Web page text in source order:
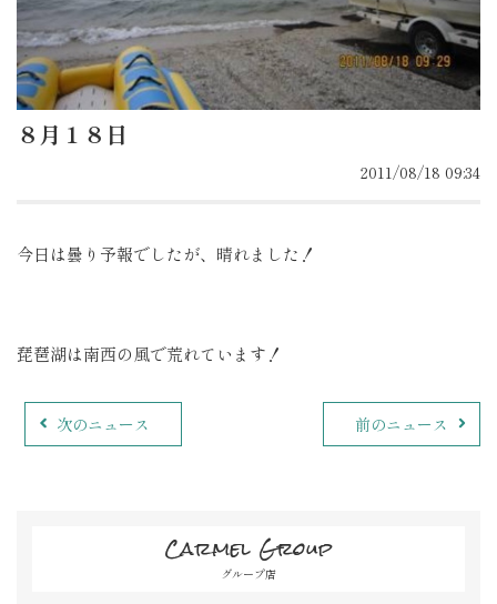
８月１８日
2011/08/18 09:34
今日は曇り予報でしたが、晴れました！
琵琶湖は南西の風で荒れています！
次のニュース 前のニュース
Carmel Group
グループ店